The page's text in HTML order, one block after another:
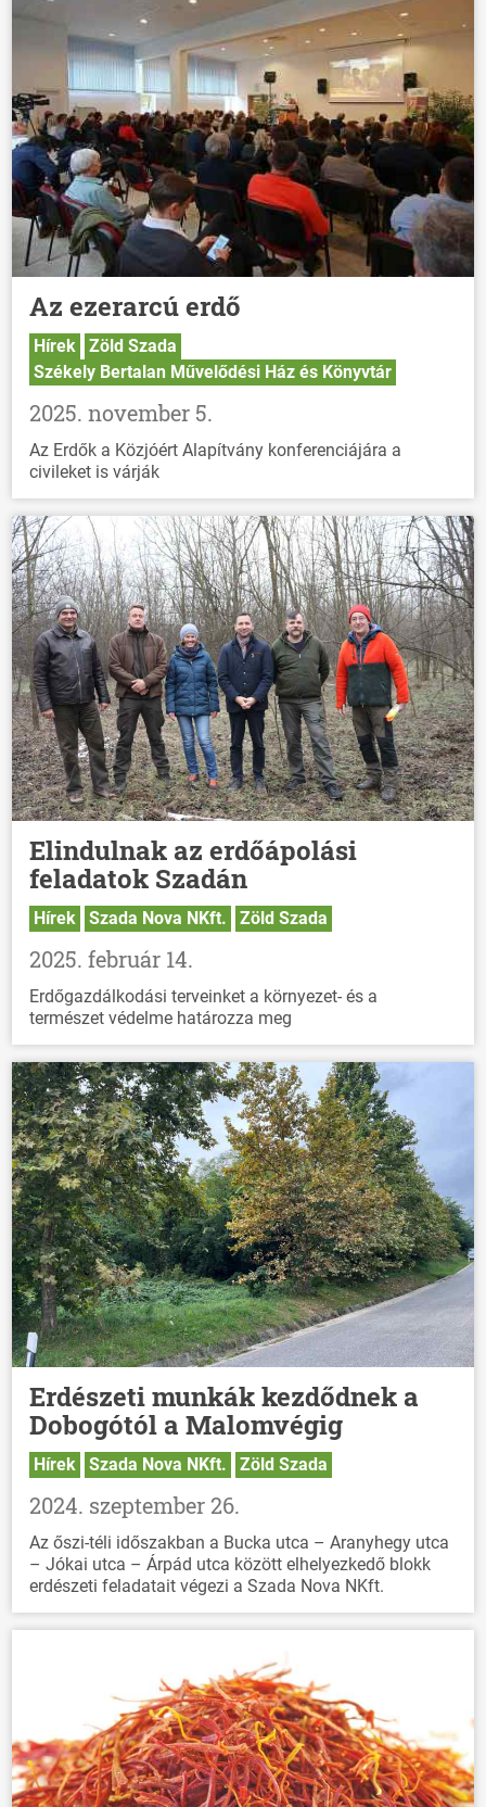
Az ezerarcú erdő
Hírek
Zöld Szada
Székely Bertalan Művelődési Ház és Könyvtár
2025. november 5.
Az Erdők a Közjóért Alapítvány konferenciájára a
civileket is várják
Elindulnak az erdőápolási
feladatok Szadán
Hírek Szada Nova NKft. Zöld Szada
2025. február 14.
Erdőgazdálkodási terveinket a környezet- és a
természet védelme határozza meg
Erdészeti munkák kezdődnek a
Dobogótól a Malomvégig
Hírek Szada Nova NKft. Zöld Szada
2024. szeptember 26.
Az őszi-téli időszakban a Bucka utca – Aranyhegy utca
– Jókai utca – Árpád utca között elhelyezkedő blokk
erdészeti feladatait végezi a Szada Nova NKft.